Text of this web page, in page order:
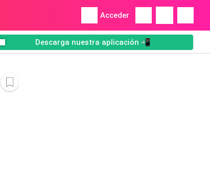
Acceder
Descarga nuestra aplicación 📲